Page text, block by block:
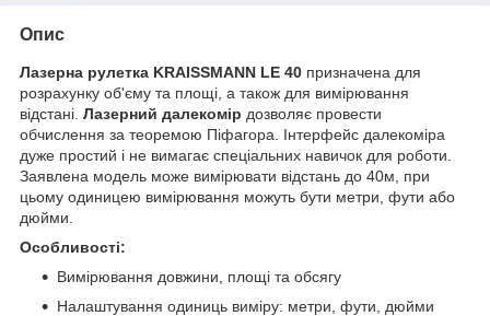
Опис
Лазерна рулетка KRAISSMANN LE 40 призначена для
розрахунку об'єму та площі, а також для вимірювання
відстані. Лазерний далекомір дозволяє провести
обчислення за теоремою Піфагора. Інтерфейс далекоміра
дуже простий і не вимагає спеціальних навичок для роботи.
Заявлена модель може вимірювати відстань до 40м, при
цьому одиницею вимірювання можуть бути метри, фути або
дюйми.
Особливості:
Вимірювання довжини, площі та обсягу
Налаштування одиниць виміру: метри, фути, дюйми